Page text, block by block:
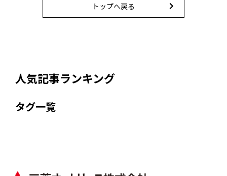
トップへ戻る
人気記事ランキング
タグ一覧